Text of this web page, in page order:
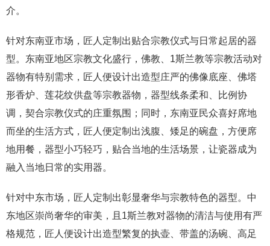
介。
针对东南亚市场，匠人定制出贴合宗教仪式与日常起居的器
型。东南亚地区宗教文化盛行，佛教、1斯兰教等宗教活动对
器物有特别需求，匠人便设计出造型庄严的佛像底座、佛塔
形香炉、莲花纹供盘等宗教器物，器型线条柔和、比例协
调，契合宗教仪式的庄重氛围；同时，东南亚民众喜好席地
而坐的生活方式，匠人便定制出浅腹、矮足的碗盘，方便席
地用餐，器型小巧轻巧，贴合当地的生活场景，让瓷器成为
融入当地日常的实用器。
针对中东市场，匠人定制出彰显奢华与宗教特色的器型。中
东地区崇尚奢华的审美，且1斯兰教对器物的清洁与使用有严
格规范，匠人便设计出造型繁复的执壶、带盖的汤碗、高足